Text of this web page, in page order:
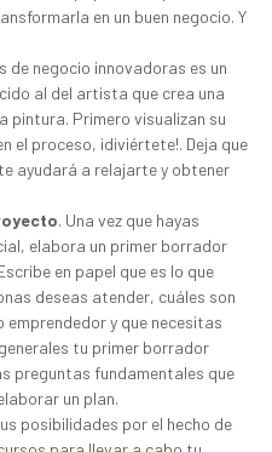
en un buen negocio. Y
de negocio innovadoras es un
al del artista que crea una
pintura. Primero visualizan su
el proceso, ¡diviértete!. Deja que
ayudará a relajarte y obtener
. Una vez que hayas
elabora un primer borrador
en papel que es lo que
deseas atender, cuáles son
y que necesitas
tu primer borrador
preguntas fundamentales que
un plan.
posibilidades por el hecho de